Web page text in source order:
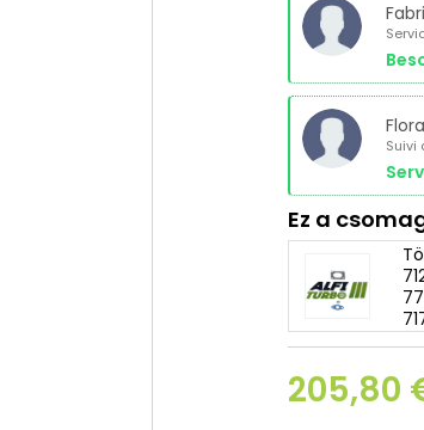
Flora
Suivi
Ez a
205,80